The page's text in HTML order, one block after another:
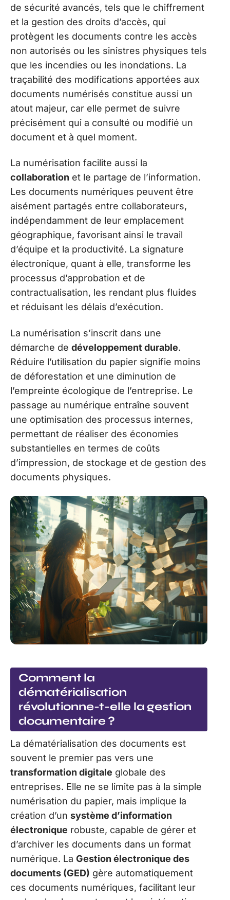
de sécurité avancés, tels que le chiffrement
et la gestion des droits d’accès, qui
protègent les documents contre les accès
non autorisés ou les sinistres physiques tels
que les incendies ou les inondations. La
traçabilité des modifications apportées aux
documents numérisés constitue aussi un
atout majeur, car elle permet de suivre
précisément qui a consulté ou modifié un
document et à quel moment.
La numérisation facilite aussi la
collaboration et le partage de l’information.
Les documents numériques peuvent être
aisément partagés entre collaborateurs,
indépendamment de leur emplacement
géographique, favorisant ainsi le travail
d’équipe et la productivité. La signature
électronique, quant à elle, transforme les
processus d’approbation et de
contractualisation, les rendant plus fluides
et réduisant les délais d’exécution.
La numérisation s’inscrit dans une
démarche de développement durable.
Réduire l’utilisation du papier signifie moins
de déforestation et une diminution de
l’empreinte écologique de l’entreprise. Le
passage au numérique entraîne souvent
une optimisation des processus internes,
permettant de réaliser des économies
substantielles en termes de coûts
d’impression, de stockage et de gestion des
documents physiques.
Comment la
dématérialisation
révolutionne-t-elle la gestion
documentaire ?
La dématérialisation des documents est
souvent le premier pas vers une
transformation digitale globale des
entreprises. Elle ne se limite pas à la simple
numérisation du papier, mais implique la
création d’un système d’information
électronique robuste, capable de gérer et
d’archiver les documents dans un format
numérique. La Gestion électronique des
documents (GED) gère automatiquement
ces documents numériques, facilitant leur